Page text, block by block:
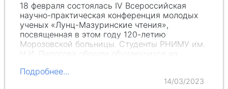
18 февраля состоялась IV Всероссийская
научно-практическая конференция молодых
ученых «Лунц-Мазуринские чтения»,
посвященная в этом году 120-летию
Морозовской больницы. Студенты РНИМУ им.
Н .И. П
Подробнее...
14/03/2023